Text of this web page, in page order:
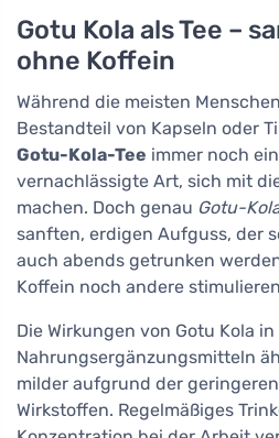
Gotu Kola als Tee –
ohne Koffein
Während die meisten
Bestandteil von Kapseln oder
Gotu-Kola-Tee immer noch
vernachlässigte Art, sich mit
machen. Doch genau Gotu-
sanften, erdigen Aufguss, der
auch abends getrunken
Koffein noch andere
Die Wirkungen von Gotu Kola
Nahrungsergänzungsmitteln
milder aufgrund der
Wirkstoffen. Regelmäßiges